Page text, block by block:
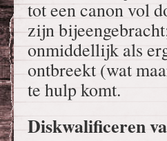
tot een canon vol
zijn
onmiddellijk als
ontbreekt (wat
te hulp komt.
Diskwalificeren